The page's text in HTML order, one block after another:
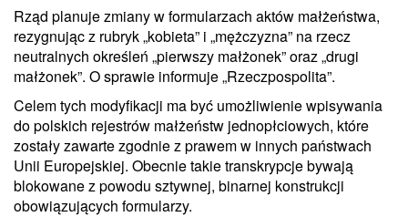
Rząd planuje zmiany w formularzach aktów małżeństwa,
rezygnując z rubryk „kobieta” i „mężczyzna” na rzecz
neutralnych określeń „pierwszy małżonek” oraz „drugi
małżonek”. O sprawie informuje „Rzeczpospolita”.
Celem tych modyfikacji ma być umożliwienie wpisywania
do polskich rejestrów małżeństw jednopłciowych, które
zostały zawarte zgodnie z prawem w innych państwach
Unii Europejskiej. Obecnie takie transkrypcje bywają
blokowane z powodu sztywnej, binarnej konstrukcji
obowiązujących formularzy.